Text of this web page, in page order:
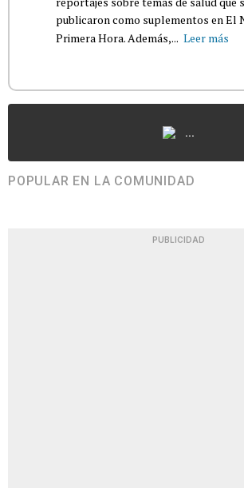
publicaron como suplementos en El
Primera Hora. Además,... Leer más
...
POPULAR EN LA COMUNIDAD
PUBLICIDAD